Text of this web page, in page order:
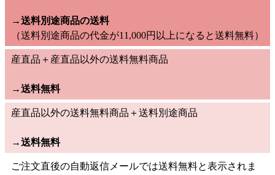
→送料別途商品の送料
（送料別途商品の代金が11,000円以上になると送料無料）
産直品＋産直品以外の送料無料商品
→送料無料
産直品以外の送料無料商品＋送料別途商品
→送料無料
ご注文直後の自動返信メールでは送料無料と表示されま